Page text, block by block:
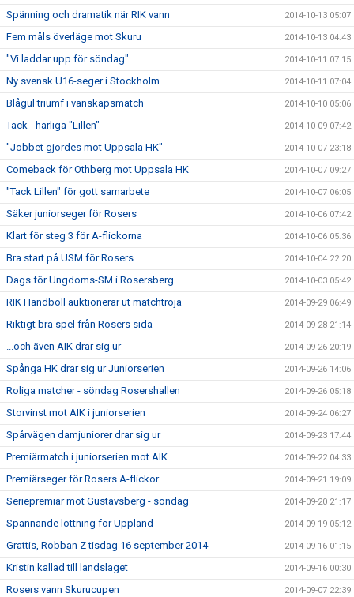
Spänning och dramatik när RIK vann 2014-10-13 05:07
Fem måls överläge mot Skuru 2014-10-13 04:43
"Vi laddar upp för söndag" 2014-10-11 07:15
Ny svensk U16-seger i Stockholm 2014-10-11 07:04
Blågul triumf i vänskapsmatch 2014-10-10 05:06
Tack - härliga "Lillen" 2014-10-09 07:42
"Jobbet gjordes mot Uppsala HK" 2014-10-07 23:18
Comeback för Othberg mot Uppsala HK 2014-10-07 09:27
"Tack Lillen" för gott samarbete 2014-10-07 06:05
Säker juniorseger för Rosers 2014-10-06 07:42
Klart för steg 3 för A-flickorna 2014-10-06 05:36
Bra start på USM för Rosers... 2014-10-04 22:20
Dags för Ungdoms-SM i Rosersberg 2014-10-03 05:42
RIK Handboll auktionerar ut matchtröja 2014-09-29 06:49
Riktigt bra spel från Rosers sida 2014-09-28 21:14
...och även AIK drar sig ur 2014-09-26 20:19
Spånga HK drar sig ur Juniorserien 2014-09-26 14:06
Roliga matcher - söndag Rosershallen 2014-09-26 05:18
Storvinst mot AIK i juniorserien 2014-09-24 06:27
Spårvägen damjuniorer drar sig ur 2014-09-23 17:44
Premiärmatch i juniorserien mot AIK 2014-09-22 04:33
Premiärseger för Rosers A-flickor 2014-09-21 19:09
Seriepremiär mot Gustavsberg - söndag 2014-09-20 21:17
Spännande lottning för Uppland 2014-09-19 05:12
Grattis, Robban Z tisdag 16 september 2014 2014-09-16 01:15
Kristin kallad till landslaget 2014-09-16 00:30
Rosers vann Skurucupen 2014-09-07 22:39